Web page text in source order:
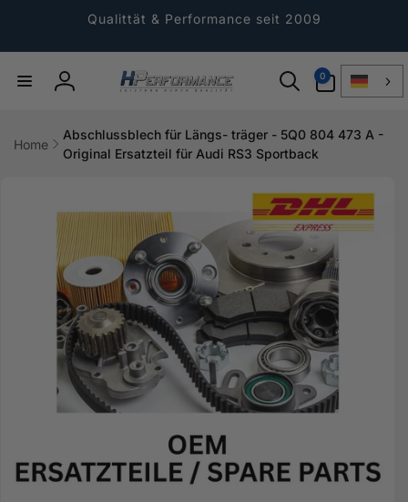
Qualittät & Performance seit 2009
Einloggen
0
Artikel
Home
Abschlussblech für Längs- träger - 5Q0 804 473 A -
Original Ersatzteil für Audi RS3 Sportback